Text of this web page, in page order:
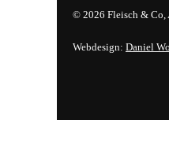
© 2026 Fleisch & Co,
Webdesign: Daniel